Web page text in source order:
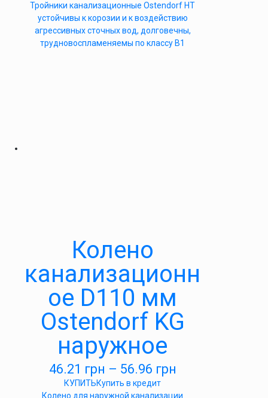
Тройники канализационные Ostendorf HT
устойчивы к корозии и к воздействию
агрессивных сточных вод, долговечны,
трудновоспламеняемы по классу B1
Колено
канализационн
ое D110 мм
Ostendorf KG
наружное
46.21 грн – 56.96 грн
КУПИТЬКупить в кредит
Колено для наружной канализации